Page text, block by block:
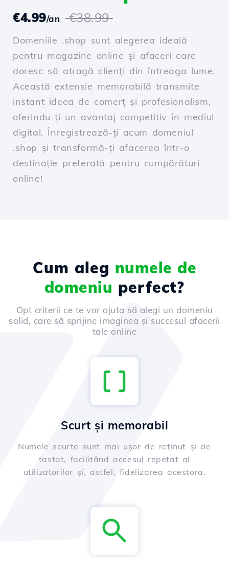
€4.99/an €38.99
Domeniile .shop sunt alegerea ideală
pentru magazine online și afaceri care
doresc să atragă clienți din întreaga lume.
Această extensie memorabilă transmite
instant ideea de comerț și profesionalism,
oferindu-ți un avantaj competitiv în mediul
digital. Înregistrează-ți acum domeniul
.shop și transformă-ți afacerea într-o
destinație preferată pentru cumpărături
online!
Cum aleg numele de
domeniu perfect?
Opt criterii ce te vor ajuta să alegi un domeniu
solid, care să sprijine imaginea și succesul afacerii
tale online
Scurt și memorabil
Numele scurte sunt mai ușor de reținut și de
tastat, facilitând accesul repetat al
utilizatorilor și, astfel, fidelizarea acestora.